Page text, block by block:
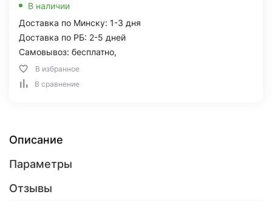
В наличии
Доставка по Минску: 1-3 дня
Доставка по РБ: 2-5 дней
Самовывоз: бесплатно,
В избранное
В сравнение
Описание
Параметры
Отзывы